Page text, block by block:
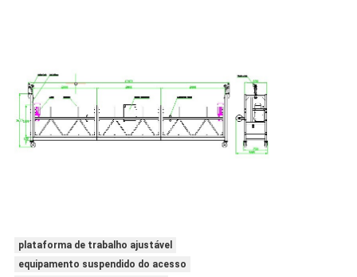
plataforma de trabalho ajustável
equipamento suspendido do acesso